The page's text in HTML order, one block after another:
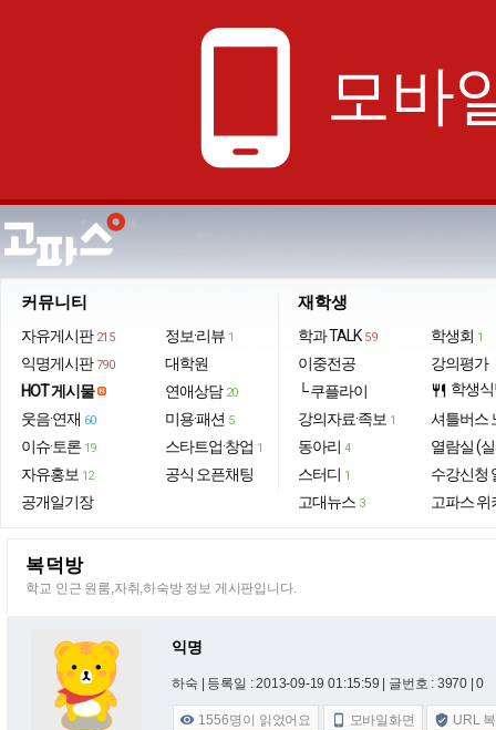
phone_android 모바
커뮤니티
자유게시판 215
익명게시판 790
HOT 게시물
웃음·연재 60
이슈·토론 19
자유홍보 12
공개일기장
정보·리뷰 1
대학원
연애상담 20
미용·패션 5
스타트업·창업 1
공식 오픈채팅
재학생
학과 TALK 59
이중전공
└ 쿠플라이
강의자료·족보 1
동아리 4
스터디 1
고대뉴스 3
학생회 1
강의평가
restaurant 학생
셔틀버스
열람실 (
수강신청
고파스 위
복덕방
학교 인근 원룸,자취,하숙방 정보 게시판입니다.
익명
하숙 | 등록일 : 2013-09-19 01:15:59 | 글번호 : 3970 | 0
 1556명이 읽었어요  모바일화면  URL